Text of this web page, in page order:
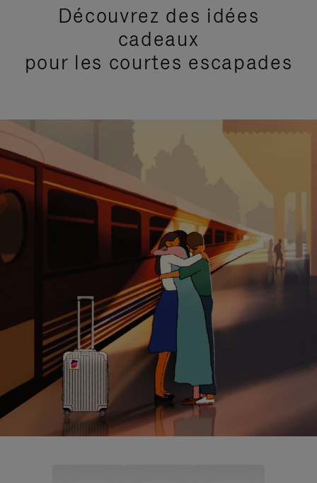
Découvrez des idées
cadeaux
pour les courtes escapades